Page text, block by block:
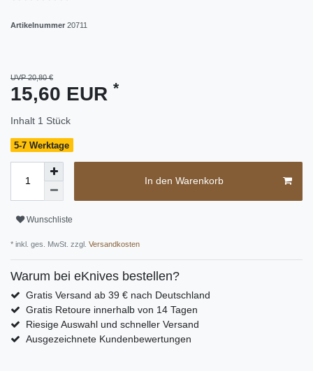
Artikelnummer 20711
UVP 20,80 €
15,60 EUR *
Inhalt 1 Stück
5-7 Werktage
In den Warenkorb
Wunschliste
* inkl. ges. MwSt. zzgl. Versandkosten
Warum bei eKnives bestellen?
Gratis Versand ab 39 € nach Deutschland
Gratis Retoure innerhalb von 14 Tagen
Riesige Auswahl und schneller Versand
Ausgezeichnete Kundenbewertungen